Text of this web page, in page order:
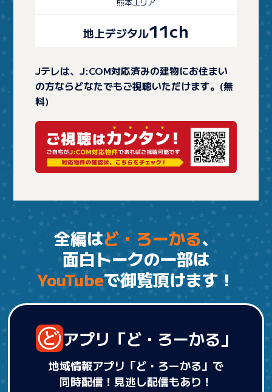
地上デジタル11ch
Jテレは、J:COM対応済みの建物にお住まい
の方ならどなたでもご視聴いただけます。(無
料)
全編はど・ろーかる、
面白トークの一部は
YouTubeで御覧頂けます！
アプリ 「ど・ろーかる」
地域情報アプリ「ど・ろーかる」で
同時配信！ 見逃し配信もあり！